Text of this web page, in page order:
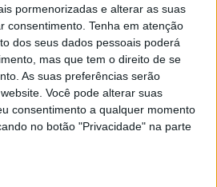
pormenorizadas e alterar as suas
consentimento. Tenha em atenção
dos seus dados pessoais poderá
mas que tem o direito de se
As suas preferências serão
Você pode alterar suas
consentimento a qualquer momento
no botão "Privacidade" na parte
vulneráveis, cujas
são mais reduzidas e/ou
económica, esta medida, que
contribuído para a formação
do concelho, tem associada